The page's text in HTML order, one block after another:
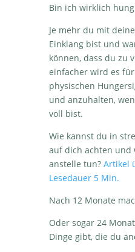
Bin ich wirklich
Je mehr du mit
Einklang bist und
können, dass du zu
einfacher wird es
physischen
und anzuhalten,
voll bist.
Wie kannst du in
auf dich achten und
anstelle tun? Artikel
Lesedauer 5 Min.
Nach 12 Monate
Oder sogar 24
Dinge gibt, die du